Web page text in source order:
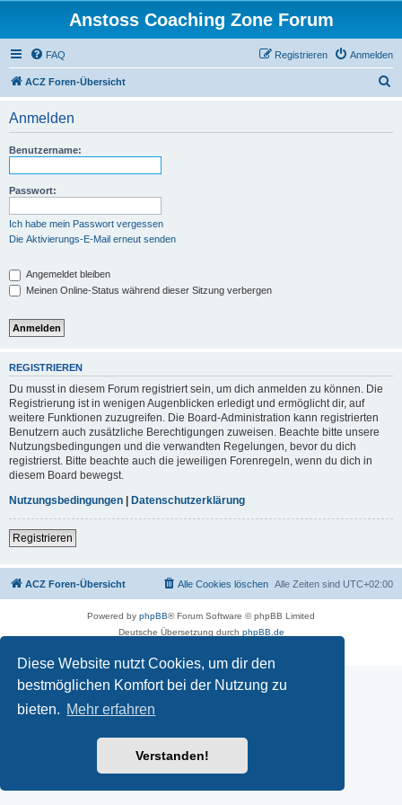
Diese Website nutzt Cookies, um dir den
bestmöglichen Komfort bei der Nutzung zu
bieten. Mehr erfahren
Verstanden!
Anstoss Coaching Zone Forum
FAQ Anmelden
Registrieren
ACZ Foren-Übersicht
Anmelden
Benutzername:
Passwort:
Ich habe mein Passwort vergessen
Die Aktivierungs-E-Mail erneut senden
Angemeldet bleiben
Meinen Online-Status während dieser Sitzung verbergen
REGISTRIEREN
Du musst in diesem Forum registriert sein, um dich anmelden zu können. Die
Registrierung ist in wenigen Augenblicken erledigt und ermöglicht dir, auf
weitere Funktionen zuzugreifen. Die Board-Administration kann registrierten
Benutzern auch zusätzliche Berechtigungen zuweisen. Beachte bitte unsere
Nutzungsbedingungen und die verwandten Regelungen, bevor du dich
registrierst. Bitte beachte auch die jeweiligen Forenregeln, wenn du dich in
diesem Board bewegst.
Nutzungsbedingungen | Datenschutzerklärung
Registrieren
ACZ Foren-Übersicht Alle Zeiten sind UTC+02:00
Alle Cookies löschen
Powered by phpBB® Forum Software © phpBB Limited
Deutsche Übersetzung durch phpBB.de